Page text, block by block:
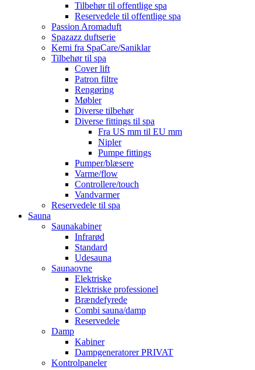
Tilbehør til offentlige spa
Reservedele til offentlige spa
Passion Aromaduft
Spazazz duftserie
Kemi fra SpaCare/Saniklar
Tilbehør til spa
Cover lift
Patron filtre
Rengøring
Møbler
Diverse tilbehør
Diverse fittings til spa
Fra US mm til EU mm
Nipler
Pumpe fittings
Pumper/blæsere
Varme/flow
Controllere/touch
Vandvarmer
Reservedele til spa
Sauna
Saunakabiner
Infrarød
Standard
Udesauna
Saunaovne
Elektriske
Elektriske professionel
Brændefyrede
Combi sauna/damp
Reservedele
Damp
Kabiner
Dampgeneratorer PRIVAT
Kontrolpaneler